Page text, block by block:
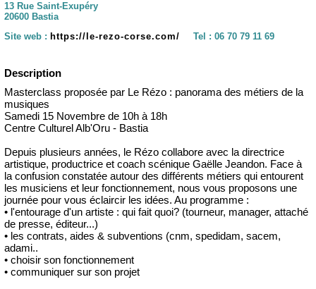
13 Rue Saint-Exupéry
20600 Bastia
Site web : https://le-rezo-corse.com/ Tel : 06 70 79 11 69
Description
Masterclass proposée par Le Rézo : panorama des métiers de la
musiques
Samedi 15 Novembre de 10h à 18h
Centre Culturel Alb'Oru - Bastia
Depuis plusieurs années, le Rézo collabore avec la directrice
artistique, productrice et coach scénique Gaëlle Jeandon. Face à
la confusion constatée autour des différents métiers qui entourent
les musiciens et leur fonctionnement, nous vous proposons une
journée pour vous éclaircir les idées. Au programme :
• l'entourage d'un artiste : qui fait quoi? (tourneur, manager, attaché
de presse, éditeur...)
• les contrats, aides & subventions (cnm, spedidam, sacem,
adami..
• choisir son fonctionnement
• communiquer sur son projet